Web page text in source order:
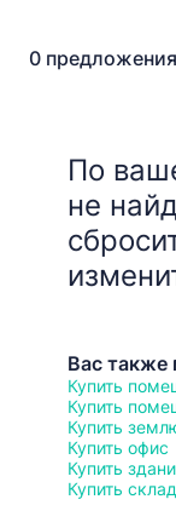
0 предложения
По
не
Вас также
Купить
Купить
Купить
Купить офис
Купить
Купить склад